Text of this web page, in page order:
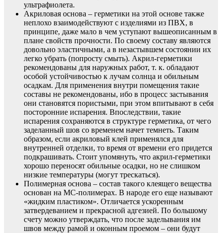
ультрафиолета.
Акриловая основа – герметики на этой основе также
неплохо взаимодействуют с изделиями из ПВХ, в
принципе, даже мало в чем уступают вышеописанным в
плане свойств прочности. По своему составу являются
довольно эластичными, а в незастывшем состоянии их
легко убрать (попросту смыть). Акрил-герметики
рекомендованы для наружных работ, т. к. обладают
особой устойчивостью к лучам солнца и обильным
осадкам. Для применения внутри помещения такие
составы не рекомендованы, ибо в процесс застывания
они становятся пористыми, при этом впитывают в себя
посторонние испарения. Впоследствии, такие
испарения сохраняются в структуре герметика, от чего
заделанный шов со временем начет темнеть. Таким
образом, если акриловый клей применялся для
внутренней отделки, то время от времени его придется
подкрашивать. Стоит упомянуть, что акрил-герметики
хорошо переносят обильные осадки, но не слишком
низкие температуры (могут трескаться).
Полимерная основа – состав такого клеящего вещества
основан на МС-полимерах. В народе его еще называют
«жидким пластиком». Отличается ускоренным
затвердеванием и прекрасной адгезией. По большому
счету можно утверждать, что после заделывания им
швов между рамой и оконным проемом – они будут